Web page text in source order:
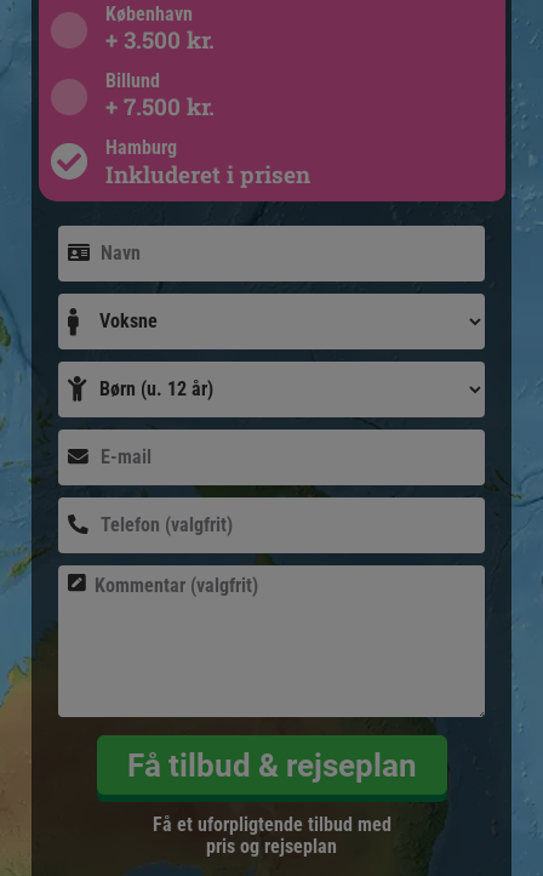
København
+ 3.500 kr.
Billund
+ 7.500 kr.
Hamburg
Inkluderet i prisen
Få tilbud & rejseplan
Få et uforpligtende tilbud med
pris og rejseplan